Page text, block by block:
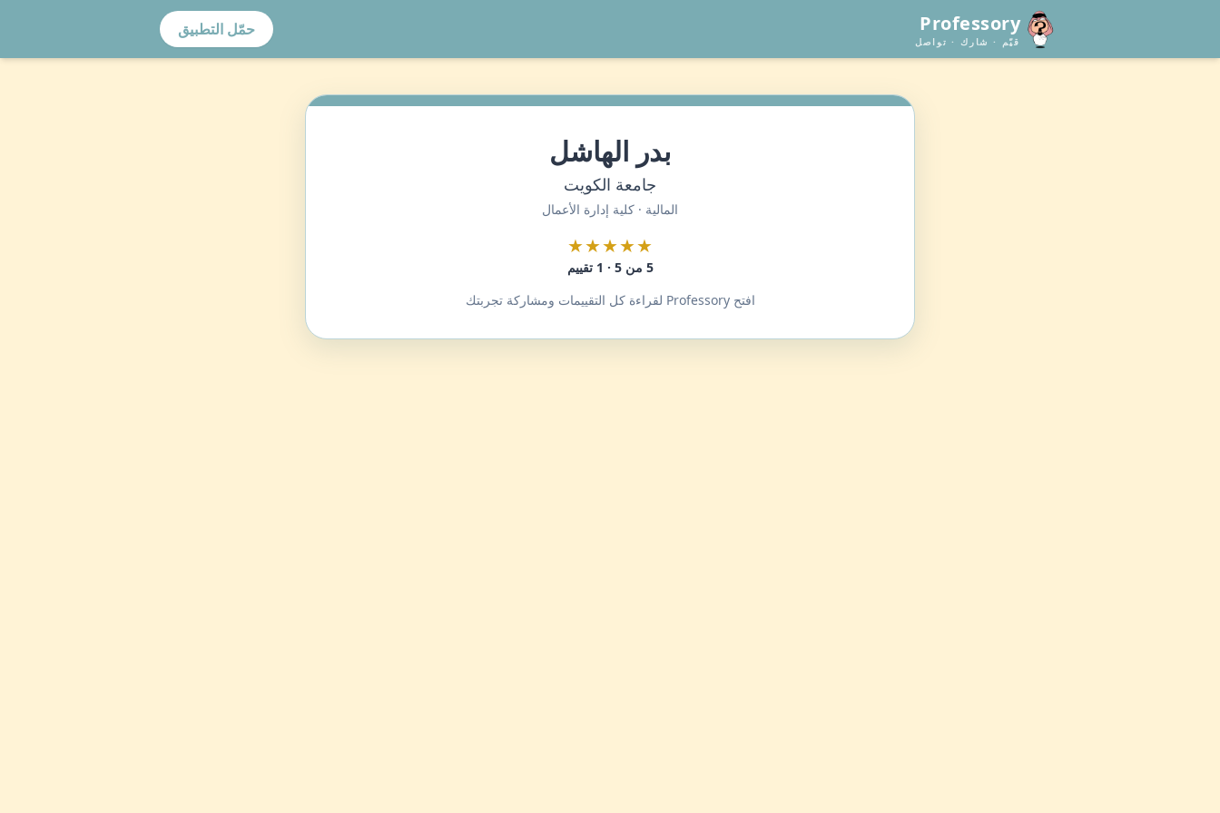
Professory
قيّم · شارك · تواصل
حمّل التطبيق
بدر الهاشل
جامعة الكويت
المالية · كلية إدارة الأعمال
★★★★★
5 من 5 · 1 تقييم
افتح Professory لقراءة كل التقييمات ومشاركة تجربتك